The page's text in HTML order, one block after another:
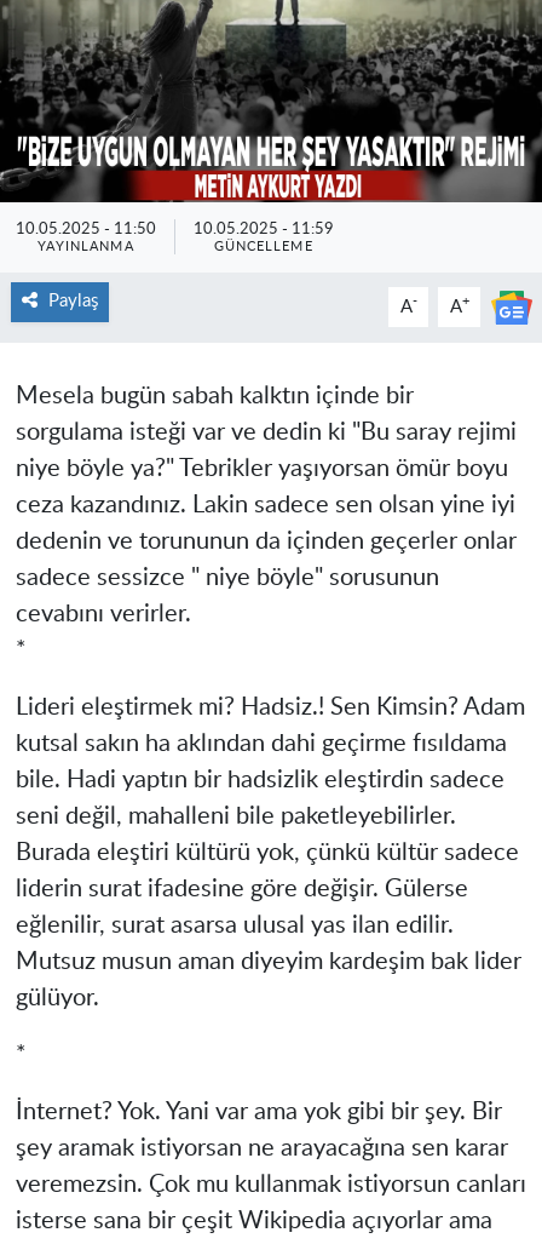
10.05.2025 - 11:50
YAYINLANMA
10.05.2025 - 11:59
GÜNCELLEME
Paylaş A- A+
Mesela bugün sabah kalktın içinde bir
sorgulama isteği var ve dedin ki "Bu saray rejimi
niye böyle ya?" Tebrikler yaşıyorsan ömür boyu
ceza kazandınız. Lakin sadece sen olsan yine iyi
dedenin ve torununun da içinden geçerler onlar
sadece sessizce " niye böyle" sorusunun
cevabını verirler.
*
Lideri eleştirmek mi? Hadsiz.! Sen Kimsin? Adam
kutsal sakın ha aklından dahi geçirme fısıldama
bile. Hadi yaptın bir hadsizlik eleştirdin sadece
seni değil, mahalleni bile paketleyebilirler.
Burada eleştiri kültürü yok, çünkü kültür sadece
liderin surat ifadesine göre değişir. Gülerse
eğlenilir, surat asarsa ulusal yas ilan edilir.
Mutsuz musun aman diyeyim kardeşim bak lider
gülüyor.
*
İnternet? Yok. Yani var ama yok gibi bir şey. Bir
şey aramak istiyorsan ne arayacağına sen karar
veremezsin. Çok mu kullanmak istiyorsun canları
isterse sana bir çeşit Wikipedia açıyorlar ama